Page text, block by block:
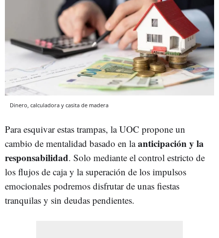
Dinero, calculadora y casita de madera
Para esquivar estas trampas, la UOC propone un
cambio de mentalidad basado en laanticipación y la
responsabilidad. Solo mediante el control estricto de
los flujos de caja y la superación de los impulsos
emocionales podremos disfrutar de unas fiestas
tranquilas y sin deudas pendientes.